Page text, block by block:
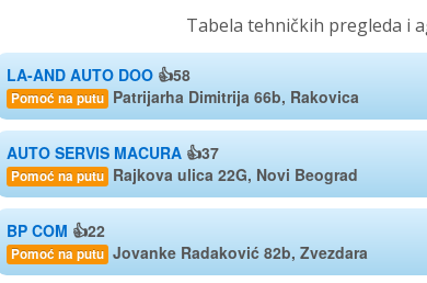
Tabela tehničkih pregleda i
LA-AND AUTO DOO 👍58
Pomoć na putu Patrijarha Dimitrija 66b, Rakovica
AUTO SERVIS MACURA 👍37
Pomoć na putu Rajkova ulica 22G, Novi Beograd
BP COM 👍22
Pomoć na putu Jovanke Radaković 82b, Zvezdara